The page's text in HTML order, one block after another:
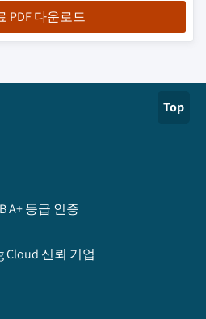
PDF 다운로드
Top
A+ 등급 인증
Cloud 신뢰 기업